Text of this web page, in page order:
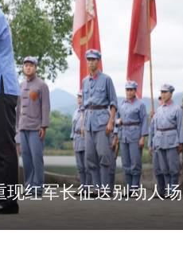
红军长征送别动人场